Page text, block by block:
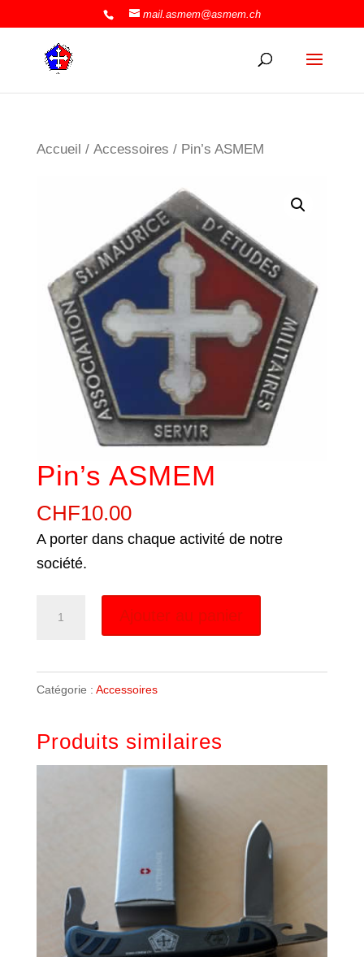
mail.asmem@asmem.ch
Accueil / Accessoires / Pin’s ASMEM
Pin’s ASMEM
CHF10.00
A porter dans chaque activité de notre
société.
Ajouter au panier
Catégorie : Accessoires
Produits similaires